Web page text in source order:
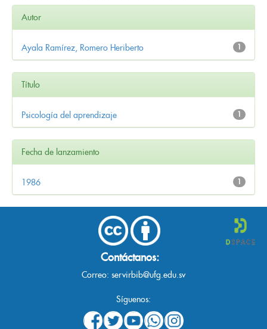
Autor
1
Ayala Ramírez, Romero Heriberto
Título
1
Psicología del aprendizaje
Fecha de lanzamiento
1
1986
Contáctanos:
Correo: servirbib@ufg.edu.sv
Síguenos: